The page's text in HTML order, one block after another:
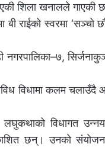
शिला खनालले गाएकी
बी राईको स्वरमा
विधामा कलम
लघुकथाको विधागत
छन्। उनको संयोजन